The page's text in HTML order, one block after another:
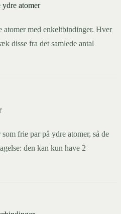
atomer
atomer med enkeltbindinger. Hver
disse fra det samlede antal
frie par på ydre atomer, så de
den kan kun have 2